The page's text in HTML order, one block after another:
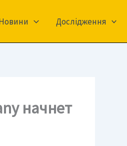
Дослідження
начнет